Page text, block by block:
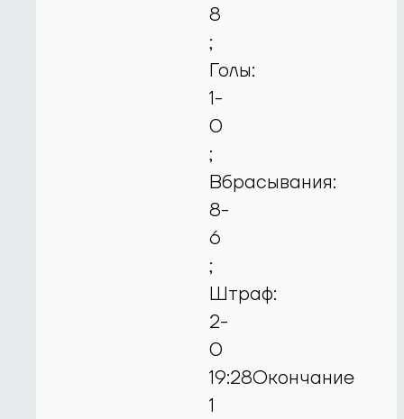
8
;
Голы:
1-
0
;
Вбрасывания:
8-
6
;
Штраф:
2-
0
19:28Окончание
1